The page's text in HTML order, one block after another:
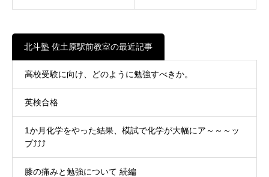
北斗塾 佐土原駅前教室の最近記事
高校受験に向け、どのように勉強すべきか。
英検合格
1か月化学をやった結果、模試で化学が大幅にア～～～ッ
プ⤴⤴⤴
膝の痛みと勉強について 続編